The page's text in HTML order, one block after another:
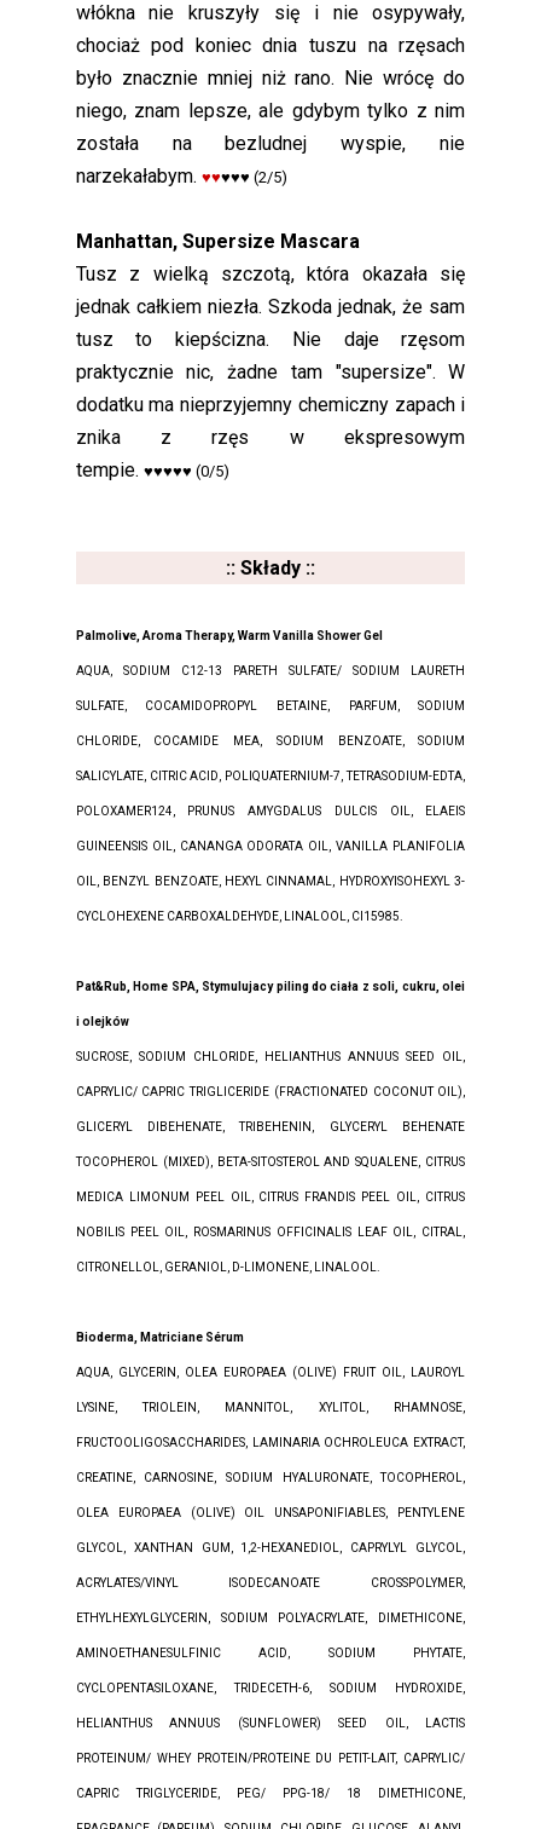
włókna nie kruszyły się i nie osypywały,
chociaż pod koniec dnia tuszu na rzęsach
było znacznie mniej niż rano. Nie wrócę do
niego, znam lepsze, ale gdybym tylko z nim
została na bezludnej wyspie, nie
narzekałabym. ♥♥♥♥♥ (2/5)
Manhattan, Supersize Mascara
Tusz z wielką szczotą, która okazała się
jednak całkiem niezła. Szkoda jednak, że sam
tusz to kiepścizna. Nie daje rzęsom
praktycznie nic, żadne tam "supersize". W
dodatku ma nieprzyjemny chemiczny zapach i
znika z rzęs w ekspresowym
tempie. ♥♥♥♥♥ (0/5)
:: Składy ::
Palmolive, Aroma Therapy, Warm Vanilla Shower Gel
AQUA, SODIUM C12-13 PARETH SULFATE/ SODIUM LAURETH
SULFATE, COCAMIDOPROPYL BETAINE, PARFUM, SODIUM
CHLORIDE, COCAMIDE MEA, SODIUM BENZOATE, SODIUM
SALICYLATE, CITRIC ACID, POLIQUATERNIUM-7, TETRASODIUM-EDTA,
POLOXAMER124, PRUNUS AMYGDALUS DULCIS OIL, ELAEIS
GUINEENSIS OIL, CANANGA ODORATA OIL, VANILLA PLANIFOLIA
OIL, BENZYL BENZOATE, HEXYL CINNAMAL, HYDROXYISOHEXYL 3-
CYCLOHEXENE CARBOXALDEHYDE, LINALOOL, CI15985.
Pat&Rub, Home SPA, Stymulujacy piling do ciała z soli, cukru, olei
i olejków
SUCROSE, SODIUM CHLORIDE, HELIANTHUS ANNUUS SEED OIL,
CAPRYLIC/ CAPRIC TRIGLICERIDE (FRACTIONATED COCONUT OIL),
GLICERYL DIBEHENATE, TRIBEHENIN, GLYCERYL BEHENATE
TOCOPHEROL (MIXED), BETA-SITOSTEROL AND SQUALENE, CITRUS
MEDICA LIMONUM PEEL OIL, CITRUS FRANDIS PEEL OIL, CITRUS
NOBILIS PEEL OIL, ROSMARINUS OFFICINALIS LEAF OIL, CITRAL,
CITRONELLOL, GERANIOL, D-LIMONENE, LINALOOL.
Bioderma, Matriciane Sérum
AQUA, GLYCERIN, OLEA EUROPAEA (OLIVE) FRUIT OIL, LAUROYL
LYSINE, TRIOLEIN, MANNITOL, XYLITOL, RHAMNOSE,
FRUCTOOLIGOSACCHARIDES, LAMINARIA OCHROLEUCA EXTRACT,
CREATINE, CARNOSINE, SODIUM HYALURONATE, TOCOPHEROL,
OLEA EUROPAEA (OLIVE) OIL UNSAPONIFIABLES, PENTYLENE
GLYCOL, XANTHAN GUM, 1,2-HEXANEDIOL, CAPRYLYL GLYCOL,
ACRYLATES/VINYL ISODECANOATE CROSSPOLYMER,
ETHYLHEXYLGLYCERIN, SODIUM POLYACRYLATE, DIMETHICONE,
AMINOETHANESULFINIC ACID, SODIUM PHYTATE,
CYCLOPENTASILOXANE, TRIDECETH-6, SODIUM HYDROXIDE,
HELIANTHUS ANNUUS (SUNFLOWER) SEED OIL, LACTIS
PROTEINUM/ WHEY PROTEIN/PROTEINE DU PETIT-LAIT, CAPRYLIC/
CAPRIC TRIGLYCERIDE, PEG/ PPG-18/ 18 DIMETHICONE,